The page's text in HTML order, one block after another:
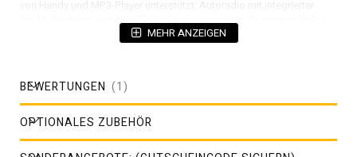
WLAN-Funktion und 4G-LTE-Funktion, ermöglicht dir einen mobilen
Webzugang und Zugriff auf YouTube, Navigation, Internetradio,
Spotify, etc. Kompatibel Sprachsteuerungs-Funktion und CarPlay-
Modul. Eine Hands-Free Funktion, mit der Sie sicher am Steuer über
das Autoradio freisprechen können, rundet die Funktionspalette ab.
Das Radio hat einen großen HD Touchscreen und ein modernes
MEHR ANZEIGEN
BEWERTUNGEN 1
OPTIONALES ZUBEHÖR